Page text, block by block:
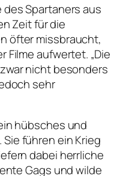
des Spartaners aus
Zeit für die
öfter missbraucht,
Filme aufwertet. „Die
nicht besonders
sehr
hübsches und
führen ein Krieg
dabei herrliche
Gags und wilde